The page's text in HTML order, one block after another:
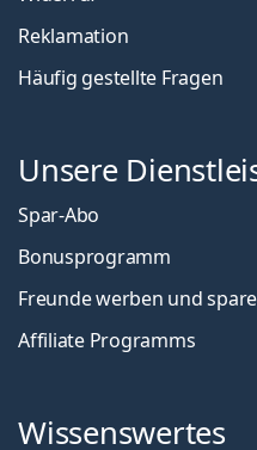
Reklamation
Häufig gestellte Fragen
Unsere
Spar-Abo
Bonusprogramm
Freunde werben und
Affiliate Programms
Wissenswertes